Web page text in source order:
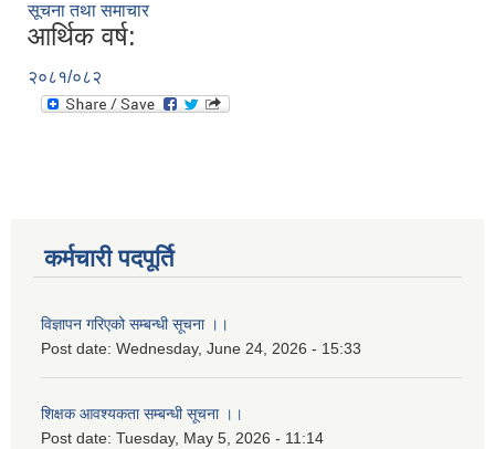
सूचना तथा समाचार
आर्थिक वर्ष:
२०८१/०८२
कर्मचारी पदपूर्ति
विज्ञापन गरिएको सम्बन्धी सूचना ।।
Post date: Wednesday, June 24, 2026 - 15:33
शिक्षक आवश्यकता सम्बन्धी सूचना ।।
Post date: Tuesday, May 5, 2026 - 11:14